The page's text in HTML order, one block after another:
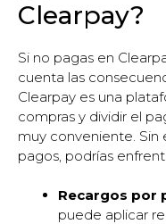
Clearpay?
Si no pagas en
cuenta las
Clearpay es una
compras y dividir el
muy conveniente. Sin
pagos, podrías
Recargos por
puede aplicar